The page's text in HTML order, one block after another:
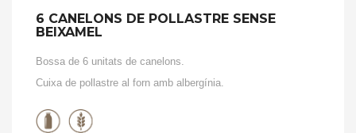
6 CANELONS DE POLLASTRE SENSE
BEIXAMEL
Bossa de 6 unitats de canelons.
Cuixa de pollastre al forn amb albergínia.